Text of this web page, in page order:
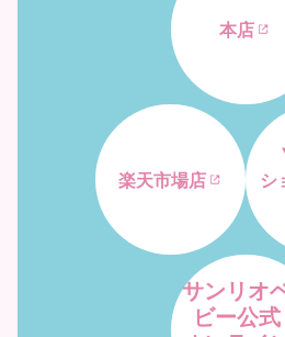
本店
楽天市場店
シ
サンリオ
ビー公式